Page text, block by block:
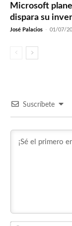
Microsoft
dispara su
José Palacios - 01/07/
Suscríbete